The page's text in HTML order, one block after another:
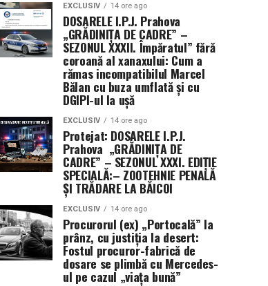
EXCLUSIV 14 ore ago
DOSARELE I.P.J. Prahova
„GRĂDINIȚA DE CADRE” –
SEZONUL XXXII. Împăratul” fără
coroană al xanaxului: Cum a
rămas incompatibilul Marcel
Bălan cu buza umflată și cu
DGIPI-ul la ușă
EXCLUSIV 14 ore ago
Protejat: DOSARELE I.P.J.
Prahova „GRĂDINIȚA DE
CADRE” – SEZONUL XXXI. EDIȚIE
SPECIALĂ:– ZOOTEHNIE PENALĂ
ȘI TRĂDARE LA BĂICOI
EXCLUSIV 14 ore ago
Procurorul (ex) „Portocală” la
prânz, cu justiția la desert:
Fostul procuror-fabrică de
dosare se plimbă cu Mercedes-
ul pe cazul „viața bună”